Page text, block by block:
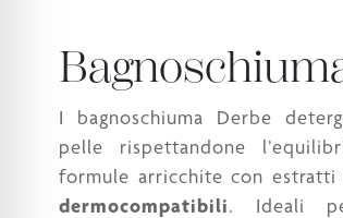
I bagnoschiuma Derbe
pelle rispettandone
formule arricchite con estratti
dermocompatibili. Ideali